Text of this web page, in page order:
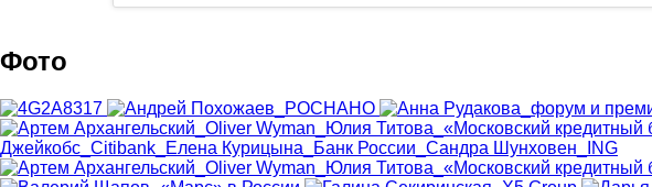
Первый вице-президент, Московский кредитный банк Юлия Титова
Фото